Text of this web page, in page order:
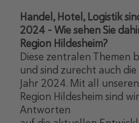
Handel, Hotel, Logistik
2024 - Wie sehen Sie
Region Hildesheim?
Diese zentralen Themen
und sind zurecht auch
Jahr 2024. Mit all
Region Hildesheim sind
Antworten